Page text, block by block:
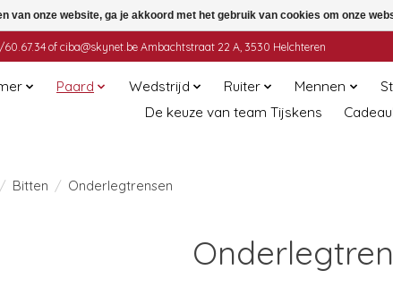
60.67.34 of ciba@skynet.be Ambachtstraat 22 A, 3530 Helchteren
Paard Wedstrijd Ruiter Mennen
De keuze van team Tijskens
/ Bitten / Onderlegtrensen
van onze website, ga je akkoord met het gebruik van cookies om onze